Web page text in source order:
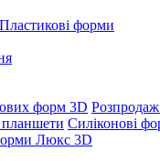
Пластикові форми
Силіконові
Люкс 3D